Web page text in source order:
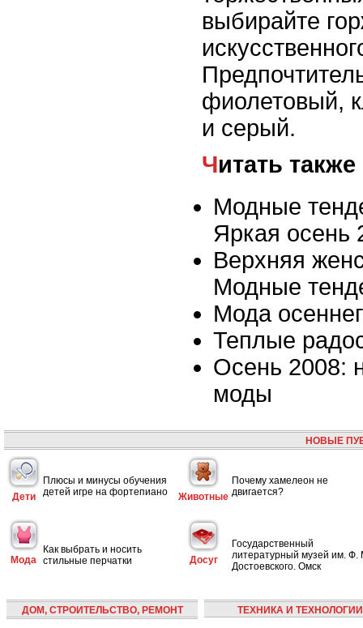
выбирайте
фиолетовый,
и серый.
Читать также
Модные
Яркая осень
Верхняя
Модные
Мода
Теплые
Осень 2008:
моды
НОВЫЕ
Дети
Плюсы и минусы обучения
детей игре на фортепиано
Животные
Почему хамелеон не
двигается?
Мода
Как выбрать и носить
стильные перчатки
Досуг
Государственный
литературный музей им. Ф.
Достоевского. Омск
ДОМ, СТРОИТЕЛЬСТВО, РЕМОНТ ТЕХНИКА И ТЕХНОЛОГИИ